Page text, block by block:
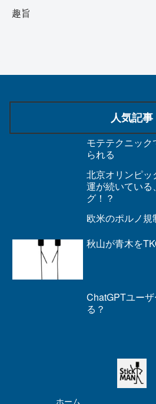
趣旨
人気記事
モテテクニッ
られる
北京オリンピ
運が続いてい
グ！？
欧米のポルノ規
秋山が青木を
ChatGPTユー
る？
ホーム